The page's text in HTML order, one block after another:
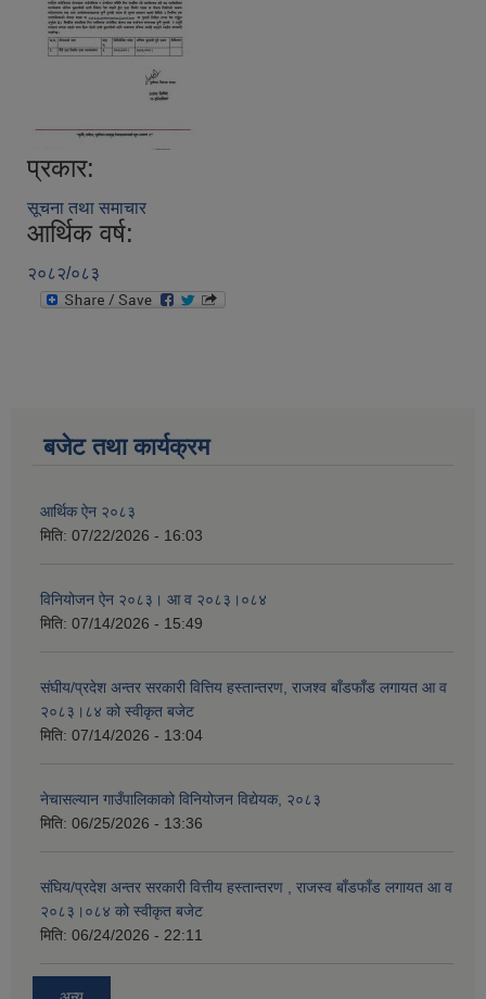
प्रकार:
सूचना तथा समाचार
आर्थिक वर्ष:
२०८२/०८३
बजेट तथा कार्यक्रम
आर्थिक ऐन २०८३
मिति: 07/22/2026 - 16:03
विनियोजन ऐन २०८३। आ व २०८३।०८४
मिति: 07/14/2026 - 15:49
संघीय/प्रदेश अन्तर सरकारी वित्तिय हस्तान्तरण, राजश्व बाँडफाँड लगायत आ व
२०८३।८४ को स्वीकृत बजेट
मिति: 07/14/2026 - 13:04
नेचासल्यान गाउँपालिकाको विनियोजन विद्येयक, २०८३
मिति: 06/25/2026 - 13:36
संघिय/प्रदेश अन्तर सरकारी वित्तीय हस्तान्तरण , राजस्व बाँडफाँड लगायत आ व
२०८३।०८४ को स्वीकृत बजेट
मिति: 06/24/2026 - 22:11